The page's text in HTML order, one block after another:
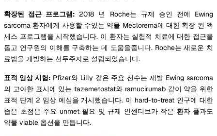
확장된 접근 프로그램: 2018 년 Roche는 규제 승인 전에 Ewing
sarcoma 환자에게 사용할 수있는 약물 Meclorema에 대한 확장 된 액
세스 프로그램을 시작했습니다. 이 환자는 실험적 치료에 대한 접근을
돕고 연구원의 이해를 구축하는 데 도움을줍니다. Roche는 새로운 치
료법을 개발하는 선두주자로 설립되었습니다.
표적 임상 시험:Pfizer와 Lilly 같은 주요 선수는 재발 Ewing sarcoma
의 고아한 표시에 있는 tazemetostat와 ramucirumab 같이 약을 위한
표적 단계 2 임상 예심을 개시했습니다. 이 hard-to-treat 인구에 대한
좁은 초점은 주요 unmet 필요 및 규제 인센티브가 작은 환자 풀과도
약물 viable 옵션을 만듭니다.